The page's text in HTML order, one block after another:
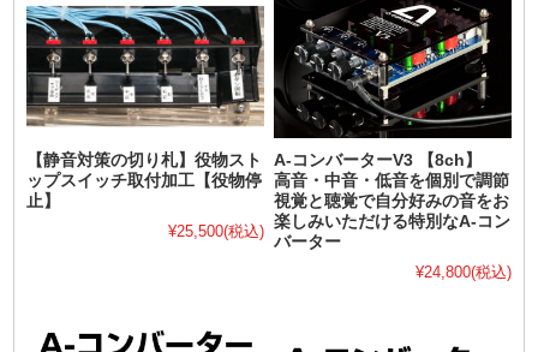
【静音対策の切り札】役物スト
ップスイッチ取付加工【役物停
止】
¥25,500(税込)
A-コンバーターV3 【8ch】
高音・中音・低音を個別で調節
視覚と聴覚で自分好みの音をお
楽しみいただける特別なA-コン
バーター
¥24,800(税込)